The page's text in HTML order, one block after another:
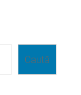
Caută